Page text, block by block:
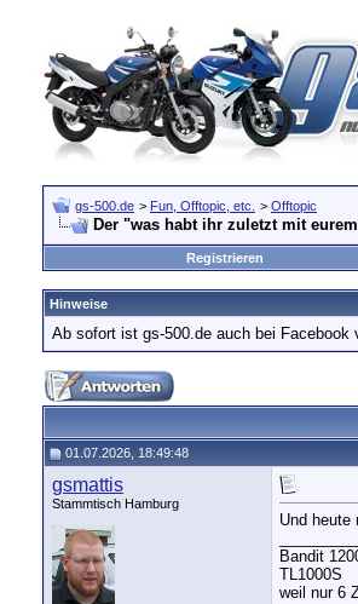
gs-500.de > Fun, Offtopic, etc. > Offtopic
Der "was habt ihr zuletzt mit
Registrieren
Hinweise
Ab sofort ist gs-500.de auch bei Facebook
01.07.2026, 18:49:48
gsmattis
Stammtisch Hamburg
Und heute
Bandit
TL1000S
weil nur 6